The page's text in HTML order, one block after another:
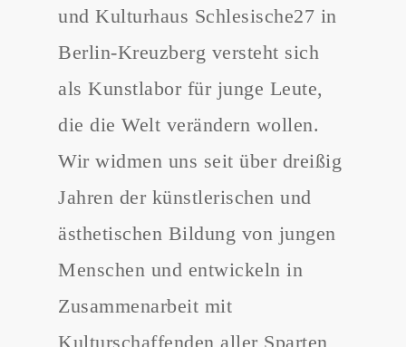
und Kulturhaus Schlesische27 in
Berlin-Kreuzberg versteht sich
als Kunstlabor für junge Leute,
die die Welt verändern wollen.
Wir widmen uns seit über dreißig
Jahren der künstlerischen und
ästhetischen Bildung von jungen
Menschen und entwickeln in
Zusammenarbeit mit
Kulturschaffenden aller Sparten